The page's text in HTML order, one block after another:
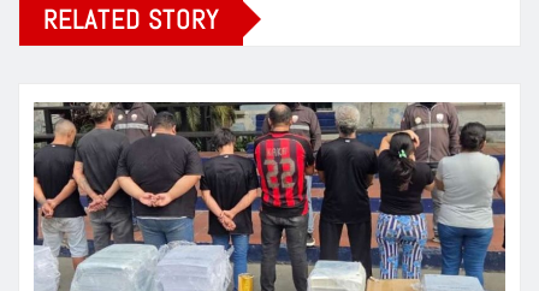
RELATED STORY